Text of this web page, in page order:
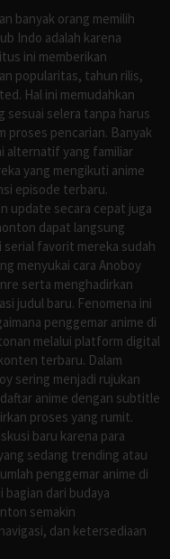
banyak orang memilih
Indo adalah karena
ini memberikan
popularitas, tahun rilis,
Hal ini memudahkan
sesuai selera tanpa harus
proses pencarian. Banyak
alternatif yang familiar
yang mengikuti anime
episode terbaru.
update secara cepat juga
dapat langsung
favorit mereka sudah
menyukai cara Anoboy
serta menghadirkan
judul baru. Fenomena ini
penggemar anime di
melalui platform digital
terbaru. Dalam
sering menjadi rujukan
anime dengan subtitle
proses yang rumit.
baru karena para
sedang trending atau
penggemar anime di
bagian dari budaya
semakin
dan ketersediaan